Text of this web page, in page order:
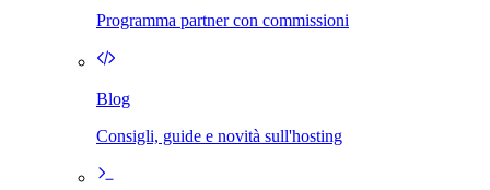
Programma partner con commissioni
Blog
Consigli, guide e novità sull'hosting